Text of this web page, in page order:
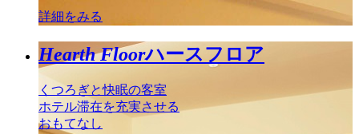
詳細をみる
Hearth Floorハースフロア
くつろぎと快眠の客室
ホテル滞在を充実させる
おもてなし